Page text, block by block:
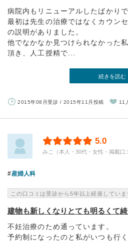
病院内もリニューアルしたばかり
最初は先生の治療ではなくカウン
の説明がありました。
他でなかなか見つけられなかった
頂き、人工授精で...
続きを読む
2015年08月受診 / 2015年11月投稿 11
5.0
みこ（本人・30代・女性・掲載口
産婦人科
この口コミは受診から5年以上経過していま
建物も新しくなりとても明るくて
不妊治療のため通っています。
予約制になったのと私がいつも行